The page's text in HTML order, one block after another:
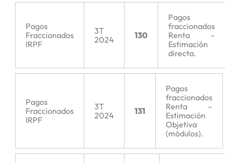
Pagos
Fraccionados
IRPF
3T
2024
130
Pagos
fraccionados
Renta –
Estimación
directa.
Pagos
Fraccionados
IRPF
3T
2024
131
Pagos
fraccionados
Renta –
Estimación
Objetiva
(módulos).